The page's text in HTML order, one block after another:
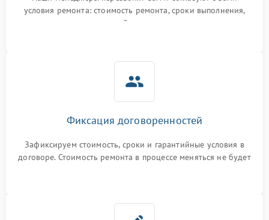
условия ремонта: стоимость ремонта, сроки выполнения,
гарантийные условия
Фиксация договоренностей
Зафиксируем стоимость, сроки и гарантийные условия в
договоре. Стоимость ремонта в процессе меняться не будет